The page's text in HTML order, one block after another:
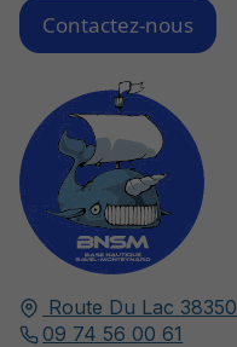
Route Du Lac 38350
09 74 56 00 61
Contactez-nous